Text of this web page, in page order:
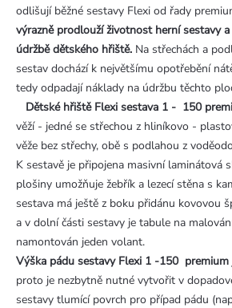
odlišují běžné sestavy Flexi od řady
výrazně prodlouží životnost herní sestavy
údržbě dětského hřiště. Na střechách a
sestav dochází k největšímu opotřebění
tedy odpadají náklady na údržbu těchto
Dětské hřiště Flexi sestava 1 - 150
věží - jedné se střechou z hliníkovo -
věže bez střechy, obě s podlahou z
K sestavě je připojena masivní laminátová
plošiny umožňuje žebřík a lezecí stěna s
sestava má ještě z boku přidánu kovovou
a v dolní části sestavy je tabule na
namontován jeden volant.
Výška pádu sestavy Flexi 1 -150 premium
proto je nezbytně nutné vytvořit v
sestavy tlumící povrch pro případ pádu